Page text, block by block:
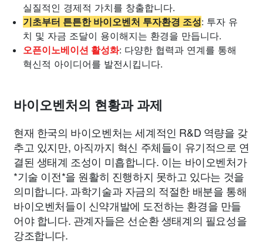
실질적인 경제적 가치를 창출합니다.
기초부터 튼튼한 바이오벤처 투자환경 조성: 투자 유
치 및 자금 조달이 용이해지는 환경을 만듭니다.
오픈이노베이션 활성화: 다양한 협력과 연계를 통해
혁신적 아이디어를 발전시킵니다.
바이오벤처의 현황과 과제
현재 한국의 바이오벤처는 세계적인 R&D 역량을 갖
추고 있지만, 아직까지 혁신 주체들이 유기적으로 연
결된 생태계 조성이 미흡합니다. 이는 바이오벤처가
*기술 이전*을 원활히 진행하지 못하고 있다는 것을
의미합니다. 과학기술과 자금의 적절한 배분을 통해
바이오벤처들이 신약개발에 도전하는 환경을 만들
어야 합니다. 관계자들은 선순환 생태계의 필요성을
강조합니다.